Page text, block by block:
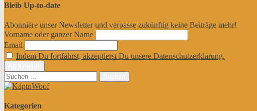
Bleib Up-to-date
Abonniere unser Newsletter und verpasse zukünftig keine Beiträge mehr!
Vorname oder ganzer Name
Email
Indem Du fortfährst, akzeptierst Du unsere Datenschutzerklärung.
Suchen
nach:
Kategorien